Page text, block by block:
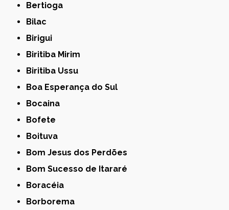
Bertioga
Bilac
Birigui
Biritiba Mirim
Biritiba Ussu
Boa Esperança do Sul
Bocaina
Bofete
Boituva
Bom Jesus dos Perdões
Bom Sucesso de Itararé
Boracéia
Borborema